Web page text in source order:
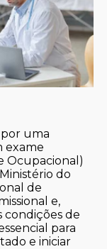
uma
exame
Ocupacional)
do
de
e,
condições de
para
e iniciar